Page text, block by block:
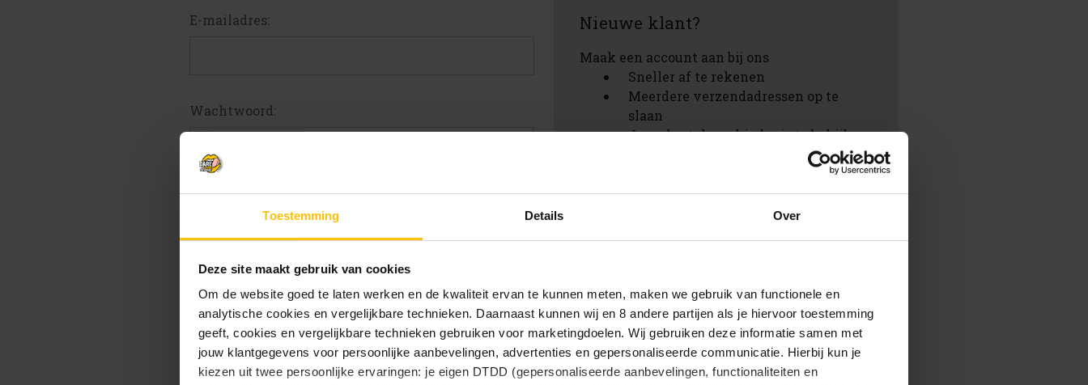
Toestemming Details Over
Deze site maakt gebruik van cookies
Om de website goed te laten werken en de kwaliteit ervan te kunnen meten, maken we gebruik van functionele en
analytische cookies en vergelijkbare technieken. Daarnaast kunnen wij en 8 andere partijen als je hiervoor toestemming
geeft, cookies en vergelijkbare technieken gebruiken voor marketingdoelen. Wij gebruiken deze informatie samen met
jouw klantgegevens voor persoonlijke aanbevelingen, advertenties en gepersonaliseerde communicatie. Hierbij kun je
kiezen uit twee persoonlijke ervaringen: je eigen DTDD (gepersonaliseerde aanbevelingen, functionaliteiten en
E-mailadres:
Wachtwoord:
Nieuwe klant?
Maak een account aan bij ons
Sneller af te rekenen
Meerdere verzendadressen op te
slaan
Jouw bestelgeschiedenis te bekijken
Nieuwe bestellingen te volgen
verlanglijstje
Account aanmaken